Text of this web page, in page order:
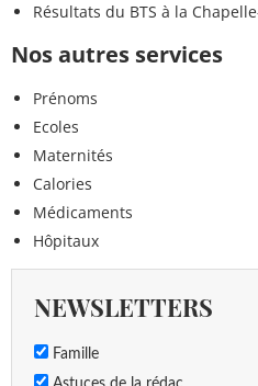
Résultats du BTS à la
Nos autres services
Prénoms
Ecoles
Maternités
Calories
Médicaments
Hôpitaux
NEWSLETTERS
Famille